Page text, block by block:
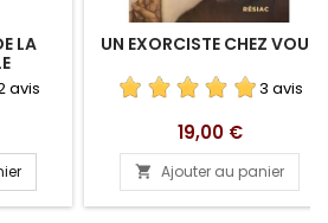
LA
avis
UN EXORCISTE CHEZ VOUS
3 avis
Prix
19,00 €
 Ajouter au panier